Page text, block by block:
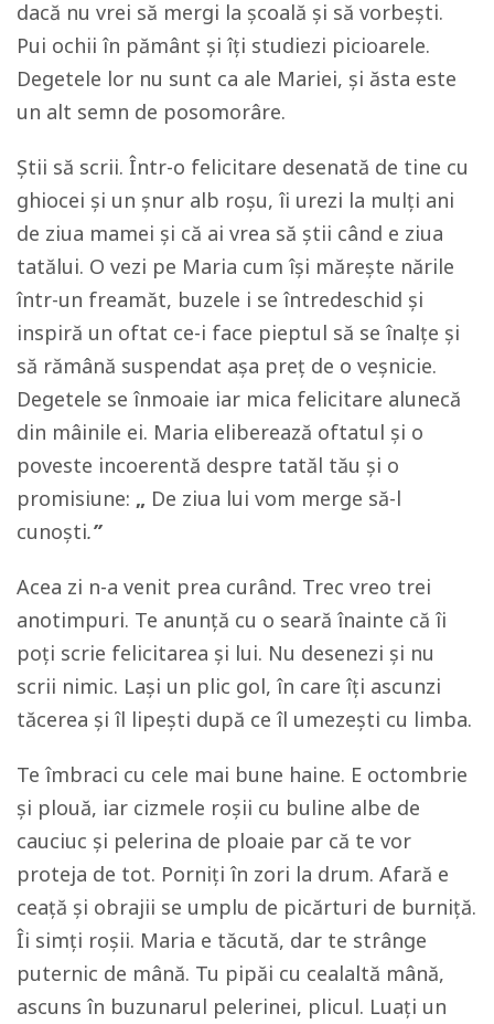
dacă nu vrei să mergi la școală și să vorbești.
Pui ochii în pământ și îți studiezi picioarele.
Degetele lor nu sunt ca ale Mariei, și ăsta este
un alt semn de posomorâre.
Știi să scrii. Într-o felicitare desenată de tine cu
ghiocei și un șnur alb roșu, îi urezi la mulți ani
de ziua mamei și că ai vrea să știi când e ziua
tatălui. O vezi pe Maria cum își mărește nările
într-un freamăt, buzele i se întredeschid și
inspiră un oftat ce-i face pieptul să se înalțe și
să rămână suspendat așa preț de o veșnicie.
Degetele se înmoaie iar mica felicitare alunecă
din mâinile ei. Maria eliberează oftatul și o
poveste incoerentă despre tatăl tău și o
promisiune: „ De ziua lui vom merge să-l
cunoști.”
Acea zi n-a venit prea curând. Trec vreo trei
anotimpuri. Te anunță cu o seară înainte că îi
poți scrie felicitarea și lui. Nu desenezi și nu
scrii nimic. Lași un plic gol, în care îți ascunzi
tăcerea și îl lipești după ce îl umezești cu limba.
Te îmbraci cu cele mai bune haine. E octombrie
și plouă, iar cizmele roșii cu buline albe de
cauciuc și pelerina de ploaie par că te vor
proteja de tot. Porniți în zori la drum. Afară e
ceață și obrajii se umplu de picărturi de burniță.
Îi simți roșii. Maria e tăcută, dar te strânge
puternic de mână. Tu pipăi cu cealaltă mână,
ascuns în buzunarul pelerinei, plicul. Luați un